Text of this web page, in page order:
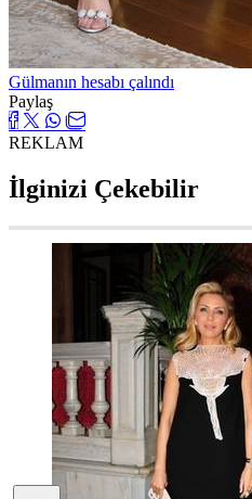
Gülmanın hesabı çalındı
Paylaş
REKLAM
İlginizi Çekebilir